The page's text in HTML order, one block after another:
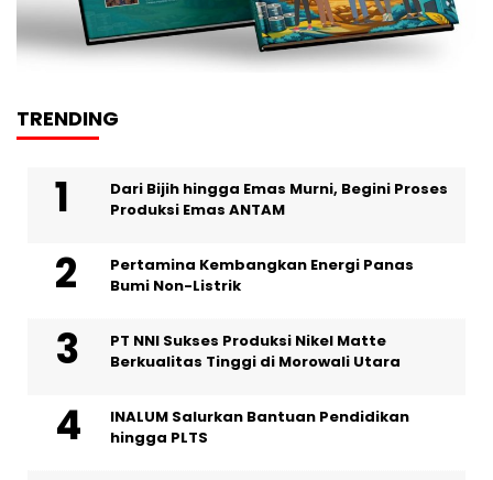
TRENDING
Dari Bijih hingga Emas Murni, Begini Proses
Produksi Emas ANTAM
Pertamina Kembangkan Energi Panas
Bumi Non-Listrik
PT NNI Sukses Produksi Nikel Matte
Berkualitas Tinggi di Morowali Utara
INALUM Salurkan Bantuan Pendidikan
hingga PLTS